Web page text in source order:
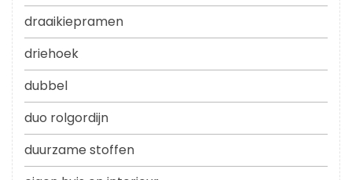
draaikiepramen
driehoek
dubbel
duo rolgordijn
duurzame stoffen